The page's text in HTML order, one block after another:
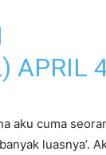
APRIL
aku cuma
luasnya’.